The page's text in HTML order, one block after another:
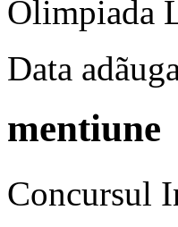
Olimpiada
Data
mentiune
Concursul